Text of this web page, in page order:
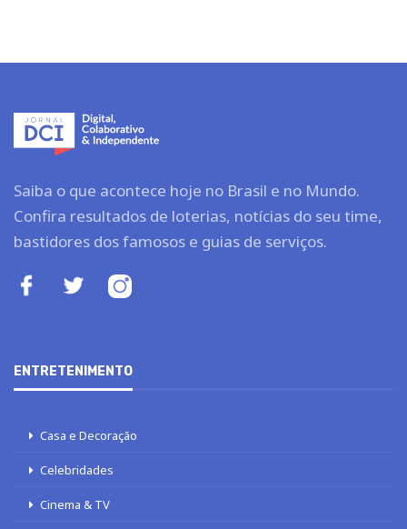
Saiba o que acontece hoje no Brasil e no Mundo.
Confira resultados de loterias, notícias do seu time,
bastidores dos famosos e guias de serviços.
ENTRETENIMENTO
Casa e Decoração
Celebridades
Cinema & TV